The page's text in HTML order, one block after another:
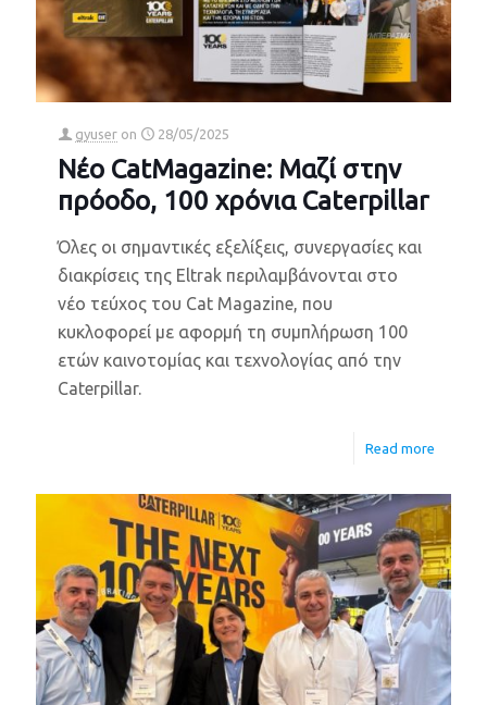
gyuser on 28/05/2025
Νέο CatMagazine: Μαζί στην
πρόοδο, 100 χρόνια Caterpillar
Όλες οι σημαντικές εξελίξεις, συνεργασίες και
διακρίσεις της Eltrak περιλαμβάνονται στο
νέο τεύχος του Cat Magazine, που
κυκλοφορεί με αφορμή τη συμπλήρωση 100
ετών καινοτομίας και τεχνολογίας από την
Caterpillar.
Read more